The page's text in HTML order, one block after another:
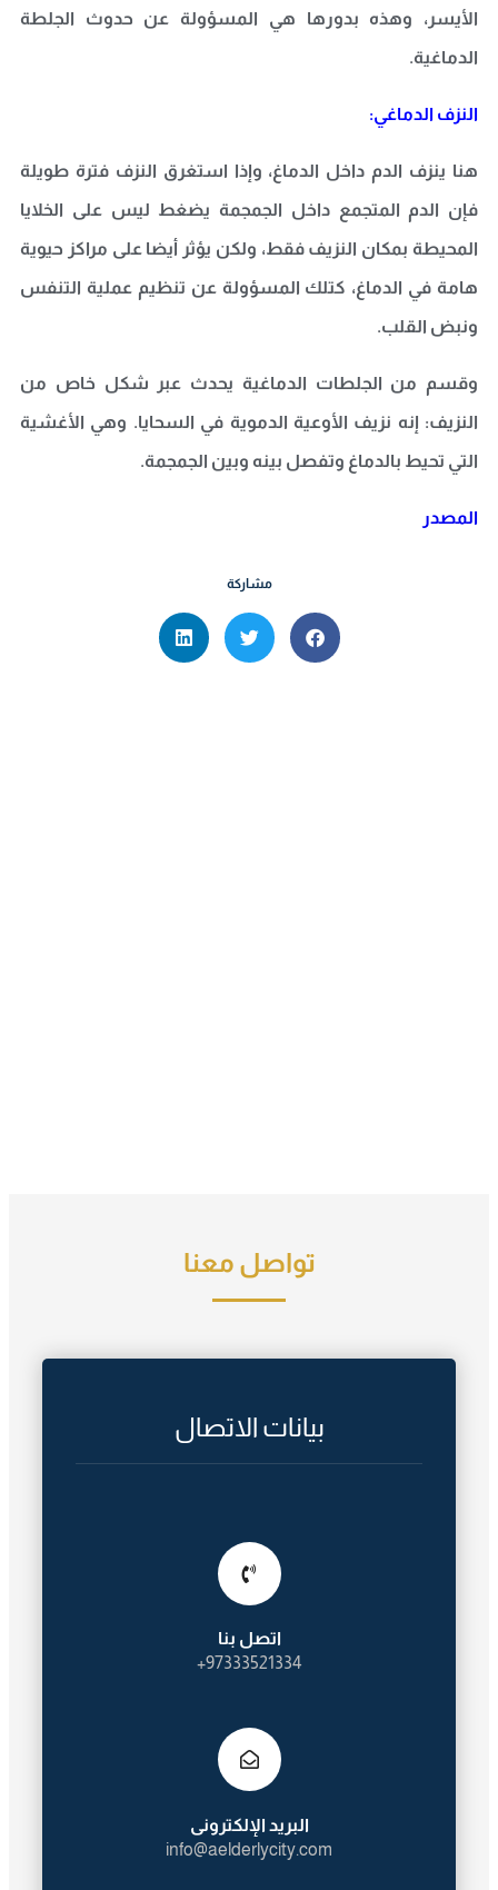
الأيسر، وهذه بدورها هي المسؤولة عن حدوث الجلطة
الدماغية.
النزف الدماغي:
هنا ينزف الدم داخل الدماغ، وإذا استغرق النزف فترة طويلة
فإن الدم المتجمع داخل الجمجمة يضغط ليس على الخلايا
المحيطة بمكان النزيف فقط، ولكن يؤثر أيضا على مراكز حيوية
هامة في الدماغ، كتلك المسؤولة عن تنظيم عملية التنفس
ونبض القلب.
وقسم من الجلطات الدماغية يحدث عبر شكل خاص من
النزيف: إنه نزيف الأوعية الدموية في السحايا. وهي الأغشية
التي تحيط بالدماغ وتفصل بينه وبين الجمجمة.
المصدر
مشاركة
بيانات الاتصال
اتصل بنا
97333521334+
البريد الإلكترونى
info@aelderlycity.com
تواصل معنا